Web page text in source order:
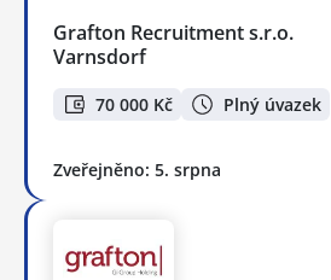
Grafton Recruitment s.r.o.
Varnsdorf
70 000 Kč Plný úvazek
Zveřejněno: 5. srpna